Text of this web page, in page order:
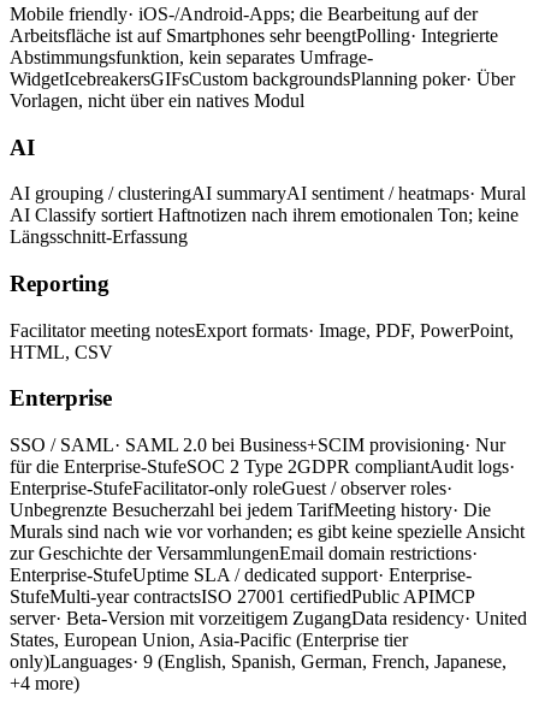
Mobile friendly· iOS-/Android-Apps; die Bearbeitung auf der
Arbeitsfläche ist auf Smartphones sehr beengtPolling· Integrierte
Abstimmungsfunktion, kein separates Umfrage-
WidgetIcebreakersGIFsCustom backgroundsPlanning poker· Über
Vorlagen, nicht über ein natives Modul
AI
AI grouping / clusteringAI summaryAI sentiment / heatmaps· Mural
AI Classify sortiert Haftnotizen nach ihrem emotionalen Ton; keine
Längsschnitt-Erfassung
Reporting
Facilitator meeting notesExport formats· Image, PDF, PowerPoint,
HTML, CSV
Enterprise
SSO / SAML· SAML 2.0 bei Business+SCIM provisioning· Nur
für die Enterprise-StufeSOC 2 Type 2GDPR compliantAudit logs·
Enterprise-StufeFacilitator-only roleGuest / observer roles·
Unbegrenzte Besucherzahl bei jedem TarifMeeting history· Die
Murals sind nach wie vor vorhanden; es gibt keine spezielle Ansicht
zur Geschichte der VersammlungenEmail domain restrictions·
Enterprise-StufeUptime SLA / dedicated support· Enterprise-
StufeMulti-year contractsISO 27001 certifiedPublic APIMCP
server· Beta-Version mit vorzeitigem ZugangData residency· United
States, European Union, Asia-Pacific (Enterprise tier
only)Languages· 9 (English, Spanish, German, French, Japanese,
+4 more)